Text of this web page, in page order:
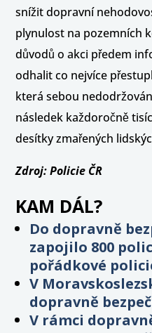
snížit dopravní
plynulost na pozemních
důvodů o akci předem
odhalit co nejvíce
která sebou
následek každoročně
desítky zmařených
Zdroj: Policie ČR
KAM DÁL?
Do dopravně
zapojilo 800
pořádkové
V
dopravně
V rámci